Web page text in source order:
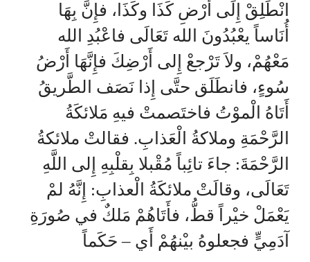
انْطَلِقْ إِلَى أَرْضِ كَذَا وكَذَا، فإِنَّ بِهَا
أُنَاساً يعْبُدُونَ الله تَعَالَى فاعْبُدِ الله
مَعْهُمْ، ولاَ تَرْجعْ إِلى أَرْضِكَ فإِنَّهَا أَرْضُ
سُوءٍ، فانطَلَق حتَّى إِذا نَصَف الطَّريقُ
أَتَاهُ الْموْتُ فاختَصمتْ فيهِ مَلائكَةُ
الرَّحْمَةِ وملاكةُ الْعَذابِ. فقالتْ ملائكةُ
الرَّحْمَةَ: جاءَ تائِباً مُقْبلا بِقلْبِهِ إِلى اللَّهِ
تَعَالَى، وقالَتْ ملائكَةُ الْعذابِ: إِنَّهُ لمْ
يَعْمَلْ خيْراً قطُّ، فأَتَاهُمْ مَلكٌ في صُورَةِ
آدَمِيٍّ فجعلوهُ بيْنهُمْ أَي – حَكَماً